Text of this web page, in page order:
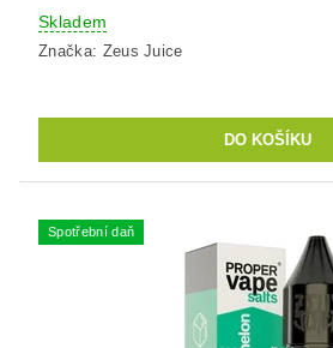
Skladem
Značka: Zeus Juice
Spotřební daň